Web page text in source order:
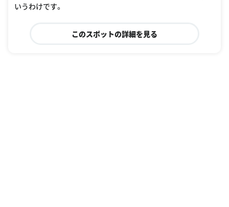
いうわけです。
このスポットの詳細を見る